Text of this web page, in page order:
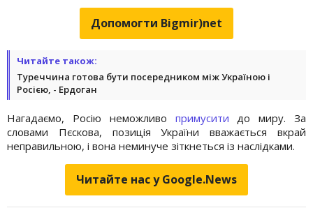
Допомогти Bigmir)net
Читайте також:
Туреччина готова бути посередником між Україною і
Росією, - Ердоган
Нагадаємо, Росію неможливо примусити до миру. За
словами Пєскова, позиція України вважається вкрай
неправильною, і вона неминуче зіткнеться із наслідками.
Читайте нас у Google.News